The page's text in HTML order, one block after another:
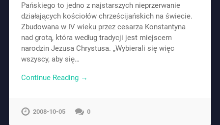
Pańskiego to jedno z najstarszych nieprzerwanie
działających kościołów chrześcijańskich na świecie.
Zbudowana w IV wieku przez cesarza Konstantyna
nad grotą, która według tradycji jest miejscem
narodzin Jezusa Chrystusa. „Wybierali się więc
wszyscy, aby się…
Continue Reading →
2008-10-05 0